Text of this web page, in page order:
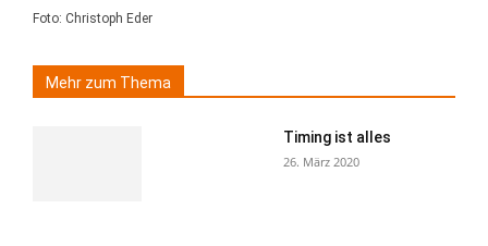
Foto: Christoph Eder
Mehr zum Thema
Timing ist alles
26. März 2020